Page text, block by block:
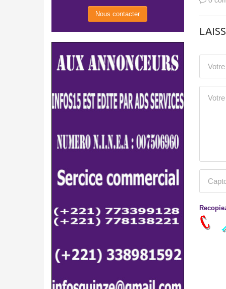
Nous contacter